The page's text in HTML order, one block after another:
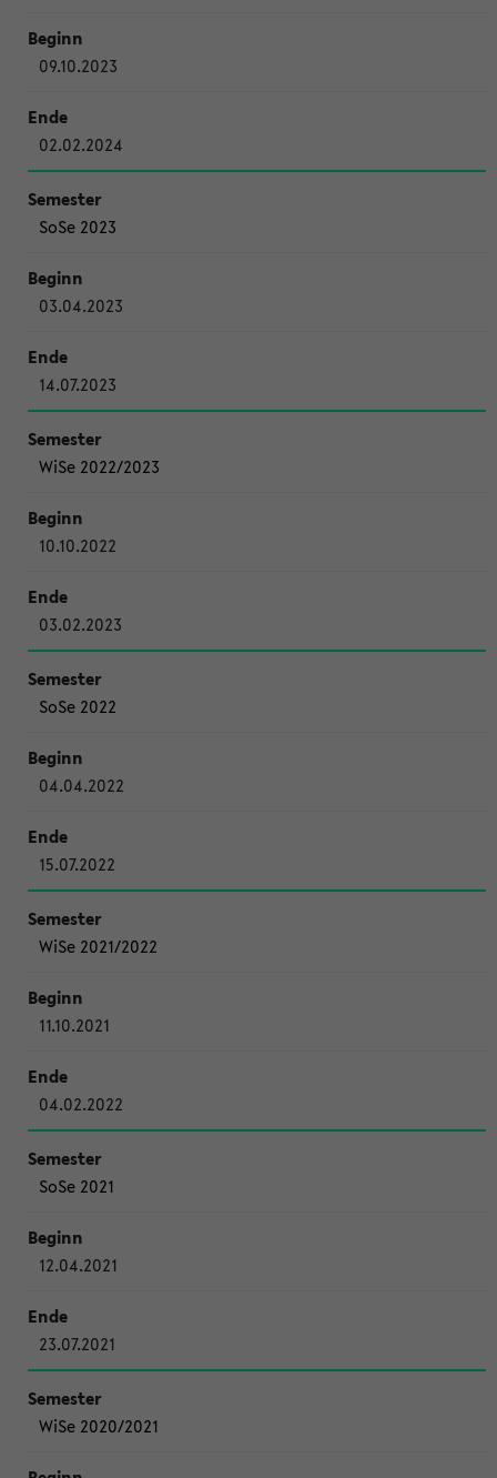
09.10.2023
02.02.2024
SoSe 2023
03.04.2023
14.07.2023
WiSe 2022/2023
10.10.2022
03.02.2023
SoSe 2022
04.04.2022
15.07.2022
WiSe 2021/2022
11.10.2021
04.02.2022
SoSe 2021
12.04.2021
23.07.2021
WiSe 2020/2021